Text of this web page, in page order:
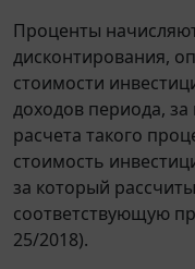
Проценты
дисконтирования,
стоимости
доходов периода,
расчета такого
стоимость
за который
соответствующую
25/2018).